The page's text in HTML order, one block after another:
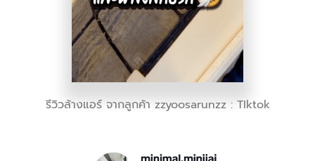
รีวิวล้างแอร์ จากลูกค้า zzyoosarunzz : TIktok